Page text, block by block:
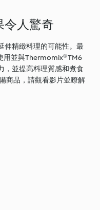
令人驚奇
伸精緻料理的可能性。最
用並與Thermomix® TM6
，並提高料理質感和煮食
商品，請觀看影片並瞭解